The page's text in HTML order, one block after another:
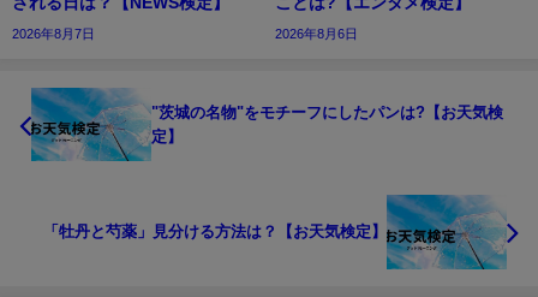
2026年8月7日 2026年8月6日
"茨城の名物"をモチーフにしたパンは?【お天気検
定】
「牡丹と芍薬」見分ける方法は？【お天気検定】